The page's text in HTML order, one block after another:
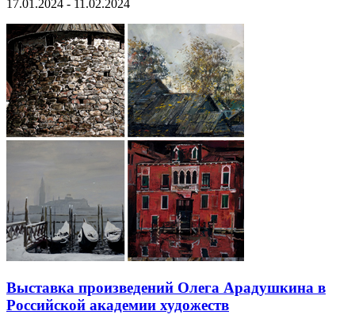
17.01.2024 - 11.02.2024
Выставка произведений Олега Арадушкина в
Российской академии художеств